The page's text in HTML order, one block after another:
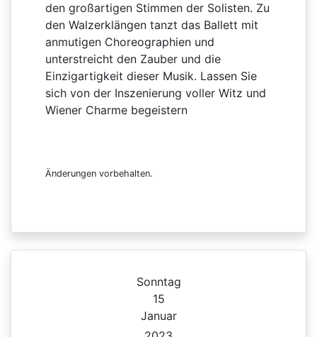
den großartigen Stimmen der Solisten. Zu
den Walzerklängen tanzt das Ballett mit
anmutigen Choreographien und
unterstreicht den Zauber und die
Einzigartigkeit dieser Musik. Lassen Sie
sich von der Inszenierung voller Witz und
Wiener Charme begeistern
Änderungen vorbehalten.
Sonntag
15
Januar